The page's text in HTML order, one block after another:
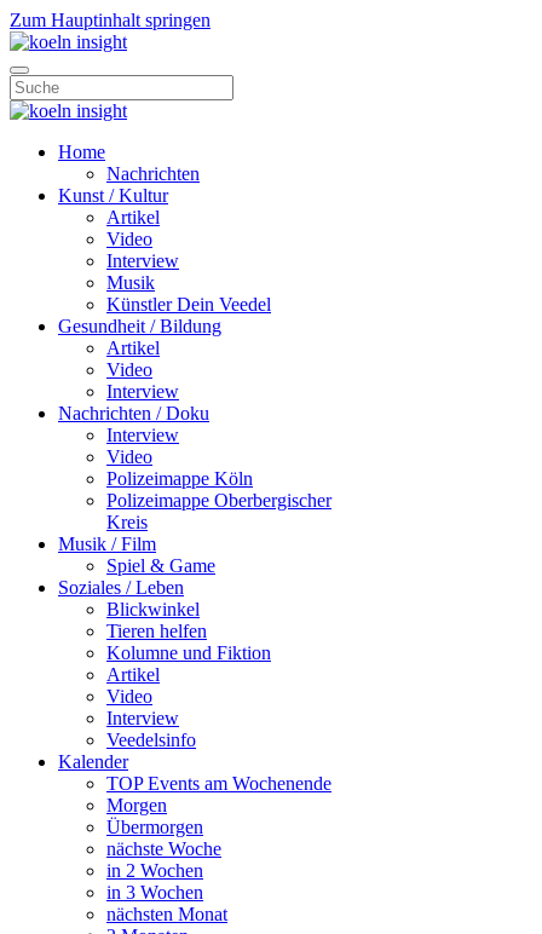
Zum Hauptinhalt springen
Home
Nachrichten
Kunst / Kultur
Artikel
Video
Interview
Musik
Künstler Dein Veedel
Gesundheit / Bildung
Artikel
Video
Interview
Nachrichten / Doku
Interview
Video
Polizeimappe Köln
Polizeimappe Oberbergischer
Kreis
Musik / Film
Spiel & Game
Soziales / Leben
Blickwinkel
Tieren helfen
Kolumne und Fiktion
Artikel
Video
Interview
Veedelsinfo
Kalender
TOP Events am Wochenende
Morgen
Übermorgen
nächste Woche
in 2 Wochen
in 3 Wochen
nächsten Monat